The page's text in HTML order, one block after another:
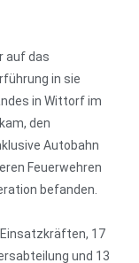
auf das
in sie
in Wittorf im
den
Autobahn
Feuerwehren
befanden.
17
und 13